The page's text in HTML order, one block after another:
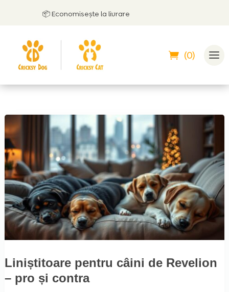
📦 Economisește la livrare
(0)
Liniștitoare pentru câini de Revelion
– pro și contra